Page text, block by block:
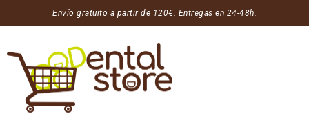
Envío gratuito a partir de 120€. Entregas en 24-48h.